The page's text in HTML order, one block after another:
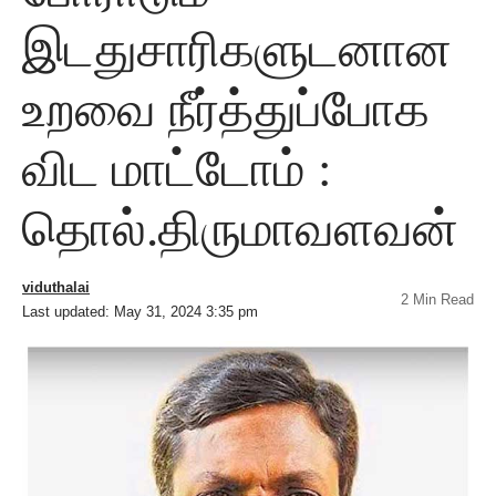
இடதுசாரிகளுடனான
உறவை நீர்த்துப்போக
விட மாட்டோம் :
தொல்.திருமாவளவன்
Last updated: May 31, 2024 3:35 pm
viduthalai
2 Min Read